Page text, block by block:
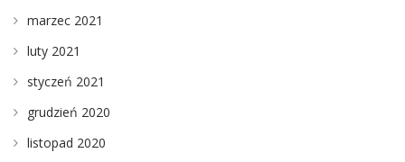
marzec 2021
luty 2021
styczeń 2021
grudzień 2020
listopad 2020